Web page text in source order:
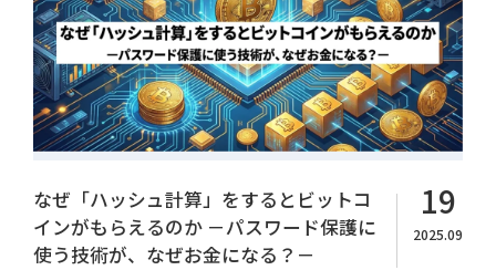
なぜ「ハッシュ計算」をするとビットコ
インがもらえるのか －パスワード保護に
使う技術が、なぜお金になる？－
19
2025.09